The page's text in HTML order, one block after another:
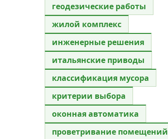
геодезические работы
жилой комплекс
инженерные решения
итальянские приводы
классификация мусора
критерии выбора
оконная автоматика
проветривание помещений